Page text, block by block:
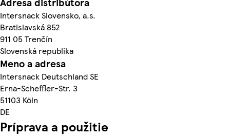
Intersnack Slovensko, a.s.
Bratislavská 852
911 05 Trenčín
Slovenská republika
Meno a adresa
Intersnack Deutschland SE
Erna-Scheffler-Str. 3
51103 Köln
DE
Príprava a použitie